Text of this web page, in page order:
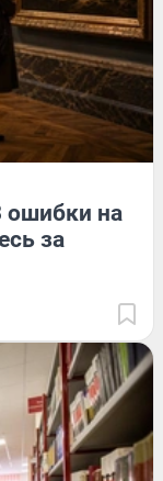
ошибки на
за